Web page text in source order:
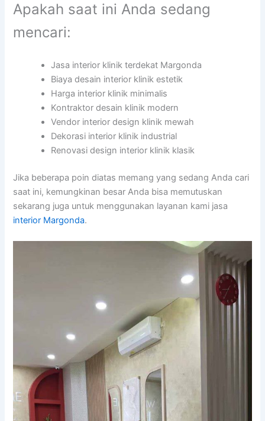
Apakah saat ini Anda sedang
mencari:
Jasa interior klinik terdekat Margonda
Biaya desain interior klinik estetik
Harga interior klinik minimalis
Kontraktor desain klinik modern
Vendor interior design klinik mewah
Dekorasi interior klinik industrial
Renovasi design interior klinik klasik
Jika beberapa poin diatas memang yang sedang Anda cari
saat ini, kemungkinan besar Anda bisa memutuskan
sekarang juga untuk menggunakan layanan kami jasa
interior Margonda.